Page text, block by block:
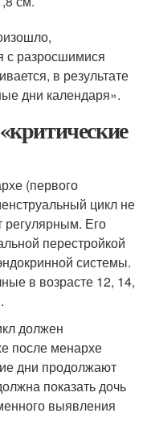
с разросшимися
в результате
дни календаря».
(первого
цикл не
регулярным. Его
перестройкой
системы.
в возрасте 12, 14,
должен
после менархе
дни продолжают
показать дочь
выявления